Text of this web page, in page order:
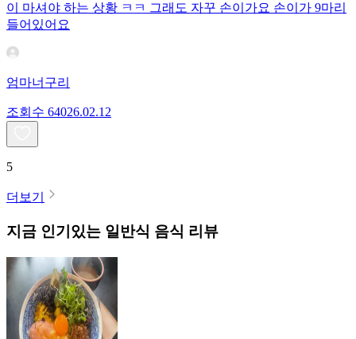
이 마셔야 하는 상황 ㅋㅋ 그래도 자꾸 손이가요 손이가 9마리
들어있어요
엄마너구리
조회수 64026.02.12
5
더보기
지금 인기있는 일반식 음식 리뷰